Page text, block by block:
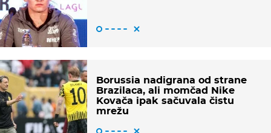
Borussia nadigrana od strane
Brazilaca, ali momčad Nike
Kovača ipak sačuvala čistu
mrežu